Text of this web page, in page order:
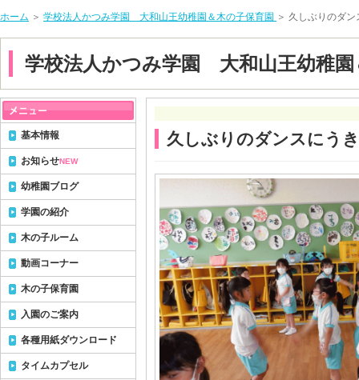
ホーム ＞ 学校法人かつみ学園 大和山王幼稚園＆木の子保育園 ＞ 久しぶりのダ
学校法人かつみ学園 大和山王幼稚園
久しぶりのダンスにう
基本情報
お知らせNEW
幼稚園ブログ
学園の紹介
木の子ルーム
動画コーナー
木の子保育園
入園のご案内
各種用紙ダウンロード
タイムカプセル